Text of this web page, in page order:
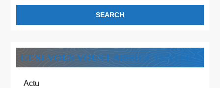
ET SI VOUS VOUS LAISSIEZ TENTER ?
Actu